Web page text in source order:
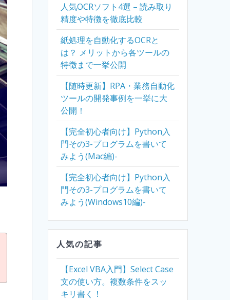
人気OCRソフト4選 – 読み取り
精度や特徴を徹底比較
紙処理を自動化するOCRと
は？ メリットから各ツールの
特徴まで一挙公開
【随時更新】RPA・業務自動化
ツールの開発事例を一挙に大
公開！
【完全初心者向け】Python入
門その3-プログラムを書いて
みよう(Mac編)-
【完全初心者向け】Python入
門その3-プログラムを書いて
みよう(Windows10編)-
人気の記事
【Excel VBA入門】Select Case
文の使い方。複数条件をスッ
キリ書く！